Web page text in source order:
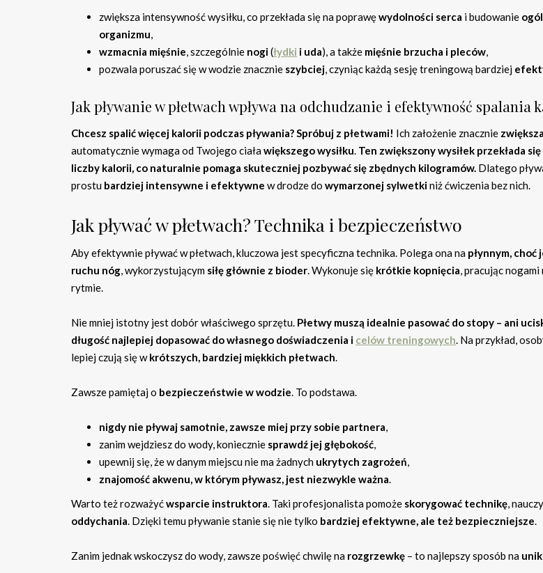
zwiększa intensywność wysiłku, co przekłada się na poprawęwydolności serca i budowanie
organizmu,
wzmacnia mięśnie, szczególnie nogi(łydki i uda), a także mięśnie brzucha i pleców,
pozwala poruszać się w wodzie znacznie szybciej, czyniąc każdą sesję treningową bardziej
Jak pływanie w płetwach wpływa na odchudzanie i efektywność spalania
Chcesz spalić więcej kalorii podczas pływania? Spróbuj z płetwami! Ich założenie znacznie
automatycznie wymaga od Twojego ciaławiększego wysiłku. Ten zwiększony wysiłek przekłada
liczby kalorii, co naturalnie pomaga skuteczniej pozbywać się zbędnych kilogramów. Dlatego
prostu bardziej intensywne i efektywne w drodze do wymarzonej sylwetkiniż ćwiczenia bez nich.
Jak pływać w płetwach? Technika i bezpieczeństwo
Aby efektywnie pływać w płetwach, kluczowa jest specyficzna technika. Polega ona na płynnym,
ruchu nóg, wykorzystującym siłę głównie z bioder. Wykonuje się krótkie kopnięcia, pracując
rytmie.
Nie mniej istotny jest dobór właściwego sprzętu. Płetwy muszą idealnie pasować do stopy – ani
długość najlepiej dopasować do własnego doświadczenia i celów treningowych. Na przykład,
lepiej czują się wkrótszych, bardziej miękkich płetwach.
Zawsze pamiętaj o bezpieczeństwie w wodzie. To podstawa.
nigdy nie pływaj samotnie, zawsze miej przy sobie partnera,
zanim wejdziesz do wody, koniecznie sprawdź jej głębokość,
upewnij się, że w danym miejscu nie ma żadnych ukrytych zagrożeń,
znajomość akwenu, w którym pływasz, jest niezwykle ważna.
Warto też rozważyćwsparcie instruktora. Taki profesjonalista pomoże skorygować technikę, nauczy
oddychania. Dzięki temu pływanie stanie się nie tylko bardziej efektywne, ale też bezpieczniejsze.
Zanim jednak wskoczysz do wody, zawsze poświęć chwilę na rozgrzewkę – to najlepszy sposób na